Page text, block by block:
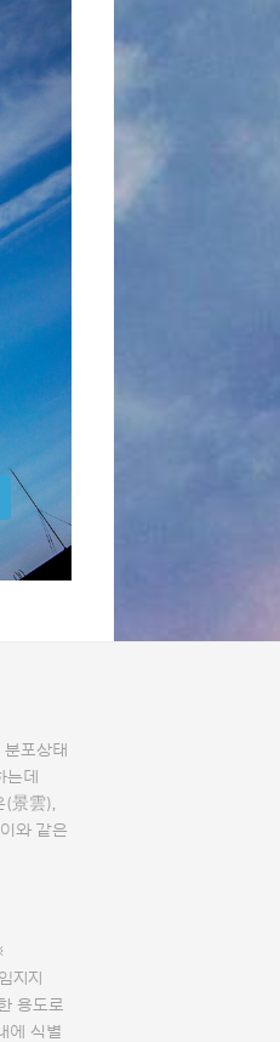
포상태
데
(景雲),
와 같은
지지
용도로
에 식별